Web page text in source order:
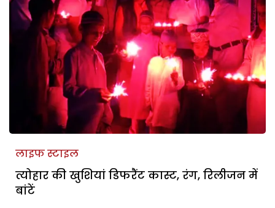
लाइफ स्टाइल
त्योहार की खुशियां डिफरैंट कास्ट, रंग, रिलीजन में
बांटें